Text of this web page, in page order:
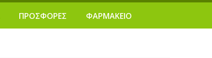
ΠΡΟΣΦΟΡΕΣ ΦΑΡΜΑΚΕΙΟ